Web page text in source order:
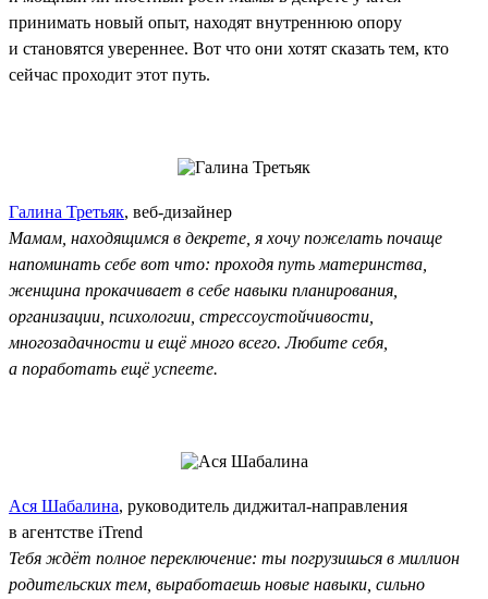
принимать новый опыт, находят внутреннюю опору
и становятся увереннее. Вот что они хотят сказать тем, кто
сейчас проходит этот путь.
Галина Третьяк, веб-дизайнер
Мамам, находящимся в декрете, я хочу пожелать почаще
напоминать себе вот что: проходя путь материнства,
женщина прокачивает в себе навыки планирования,
организации, психологии, стрессоустойчивости,
многозадачности и ещё много всего. Любите себя,
а поработать ещё успеете.
Ася Шабалина, руководитель диджитал-направления
в агентстве iTrend
Тебя ждёт полное переключение: ты погрузишься в миллион
родительских тем, выработаешь новые навыки, сильно